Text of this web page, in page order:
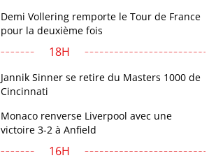
Demi Vollering remporte le Tour de France
pour la deuxième fois
18H
Jannik Sinner se retire du Masters 1000 de
Cincinnati
Monaco renverse Liverpool avec une
victoire 3-2 à Anfield
16H